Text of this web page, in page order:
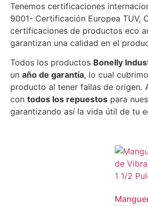
Tenemos certificaciones
9001- Certificación Europea TUV,
certificaciones de productos eco
garantizan una calidad en el
Todos los productos Bonelly
un año de garantía, lo cual
producto al tener fallas de origen.
con todos los repuestos para
garantizando así la vida útil de tu